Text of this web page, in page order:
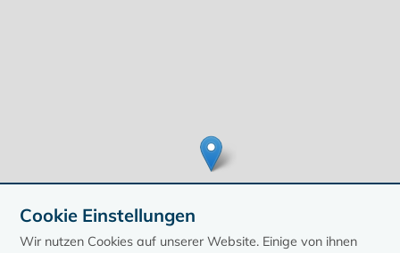
Cookie Einstellungen
Wir nutzen Cookies auf unserer Website. Einige von ihnen